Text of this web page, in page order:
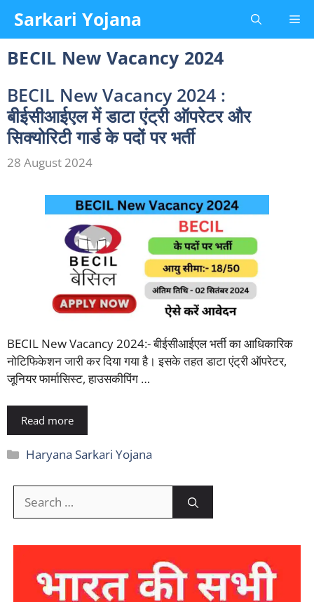
content
Sarkari Yojana
BECIL New Vacancy 2024
BECIL New Vacancy 2024 :
बीईसीआईएल में डाटा एंट्री ऑपरेटर और
सिक्योरिटी गार्ड के पदों पर भर्ती
28 August 2024
BECIL New Vacancy 2024:- बीईसीआईएल भर्ती का आधिकारिक
नोटिफिकेशन जारी कर दिया गया है। इसके तहत डाटा एंट्री ऑपरेटर,
जूनियर फार्मासिस्ट, हाउसकीपिंग …
Read more
Categories
Haryana Sarkari Yojana
for: